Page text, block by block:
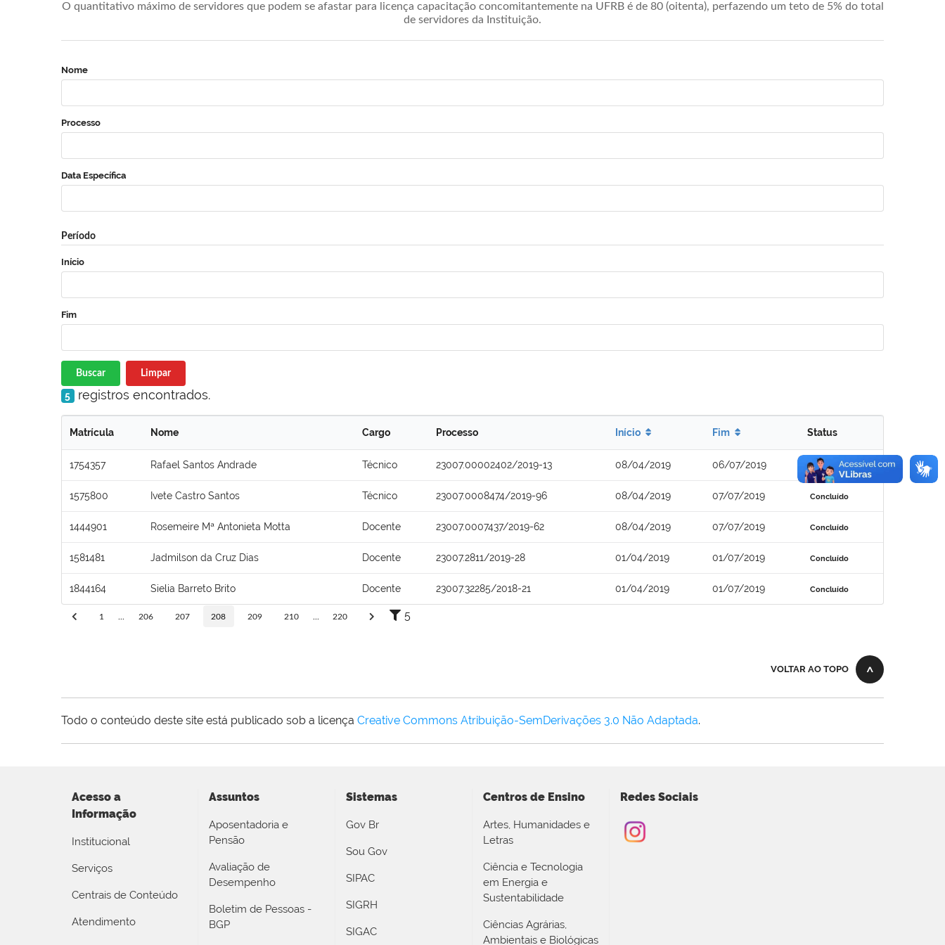
O quantitativo máximo de servidores que podem se afastar para licença capacitação concomitantemente na UFRB é de 80 (oitenta), perfazendo um teto de 5% do total
de servidores da Instituição.
Nome
Processo
Data Específica
Período
Início
Fim
Buscar Limpar
5 registros encontrados.
Matrícula Nome Cargo Processo Início Fim Status
1754357 Rafael Santos Andrade Técnico 23007.00002402/2019-13 08/04/2019 06/07/2019 Concluído
1575800 Ivete Castro Santos Técnico 23007.0008474/2019-96 08/04/2019 07/07/2019 Concluído
1444901 Rosemeire Mª Antonieta Motta Docente 23007.0007437/2019-62 08/04/2019 07/07/2019 Concluído
1581481 Jadmilson da Cruz Dias Docente 23007.2811/2019-28 01/04/2019 01/07/2019 Concluído
1844164 Sielia Barreto Brito Docente 23007.32285/2018-21 01/04/2019 01/07/2019 Concluído
1 206 207 208 209 210 220 5
VOLTAR AO TOPO
Todo o conteúdo deste site está publicado sob a licença Creative Commons Atribuição-SemDerivações 3.0 Não Adaptada.
Acesso a
Informação
Institucional
Serviços
Centrais de Conteúdo
Atendimento
Assuntos
Aposentadoria e
Pensão
Avaliação de
Desempenho
Boletim de Pessoas -
BGP
Sistemas
Gov Br
Sou Gov
SIPAC
SIGRH
SIGAC
Centros de Ensino
Artes, Humanidades e
Letras
Ciência e Tecnologia
em Energia e
Sustentabilidade
Ciências Agrárias,
Ambientais e Biológicas
Redes Sociais